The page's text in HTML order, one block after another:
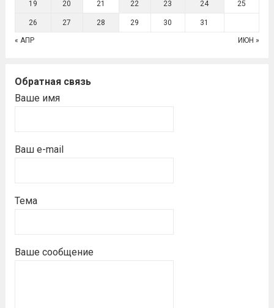
19 20 21 22 23 24 25
26 27 28 29 30 31
« АПР ИЮН »
Обратная связь
Ваше имя
Ваш e-mail
Тема
Ваше сообщение